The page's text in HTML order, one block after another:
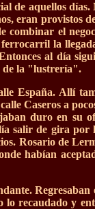
de aquellos
eran provistos
combinar el
la
al día
de la "lustrería".
España. Allí
Caseros a
duro en su
salir de gira por
Rosario de
habían
lo recaudado y